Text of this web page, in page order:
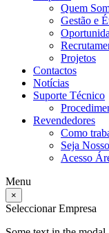
Quem
Gestão e
Projetos
Contactos
Notícias
Suporte Técnico
Revendedores
Como
Seja
Acesso
Menu
×
Seleccionar Empresa